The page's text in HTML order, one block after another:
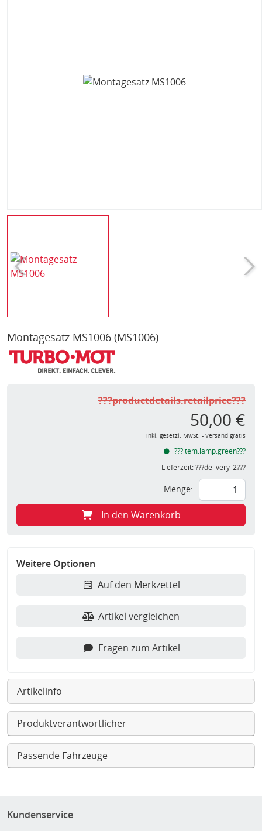
Montagesatz MS1006 (MS1006)
???productdetails.retailprice???
50,00 €
inkl. gesetzl. MwSt. - Versand gratis
???item.lamp.green???
Lieferzeit:???delivery_2???
Menge:
In den Warenkorb
Weitere Optionen
Auf den Merkzettel
Artikel vergleichen
Fragen zum Artikel
Artikelinfo
Produktverantwortlicher
Passende Fahrzeuge
Kundenservice